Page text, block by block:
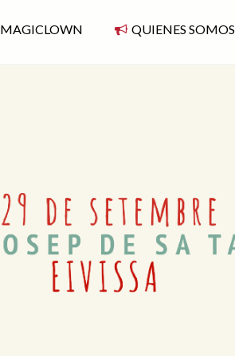
MAGICLOWN QUIENES SOMOS